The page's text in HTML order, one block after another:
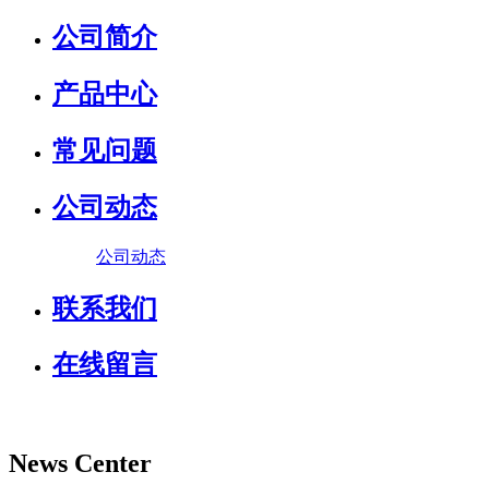
公司简介
产品中心
常见问题
公司动态
公司动态
联系我们
在线留言
News Center